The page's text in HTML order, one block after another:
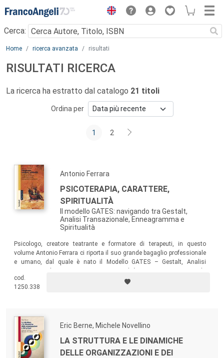
Menu
Cerca:
Main content
Home ricerca avanzata risultati
RISULTATI RICERCA
La ricerca ha estratto dal catalogo 21 titoli
Ordina per
1 2
Antonio Ferrara
PSICOTERAPIA, CARATTERE,
SPIRITUALITÀ
Il modello GATES: navigando tra Gestalt,
Analisi Transazionale, Enneagramma e
Spiritualità
Psicologo, creatore teatrante e formatore di terapeuti, in questo
volume Antonio Ferrara ci riporta il suo grande bagaglio professionale
e umano, dal quale è nato il Modello GATES – Gestalt, Analisi
integrativo che favorisce una vita più piena, trasformando in salute la
coscienza che emerge dal processo terapeutico.
cod.
1250.338
Eric Berne, Michele Novellino
LA STRUTTURA E LE DINAMICHE
DELLE ORGANIZZAZIONI E DEI